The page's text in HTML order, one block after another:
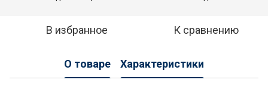
В избранное К сравнению
О товаре Характеристики